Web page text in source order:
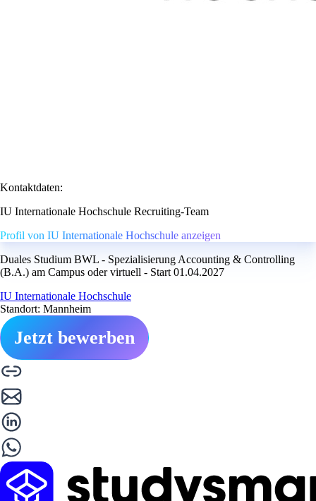
Kontaktdaten:
IU Internationale Hochschule Recruiting-Team
Profil von IU Internationale Hochschule anzeigen
Duales Studium BWL - Spezialisierung Accounting & Controlling
(B.A.) am Campus oder virtuell - Start 01.04.2027
IU Internationale Hochschule
Standort: Mannheim
Jetzt bewerben